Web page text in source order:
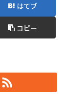
はてブ
コピー